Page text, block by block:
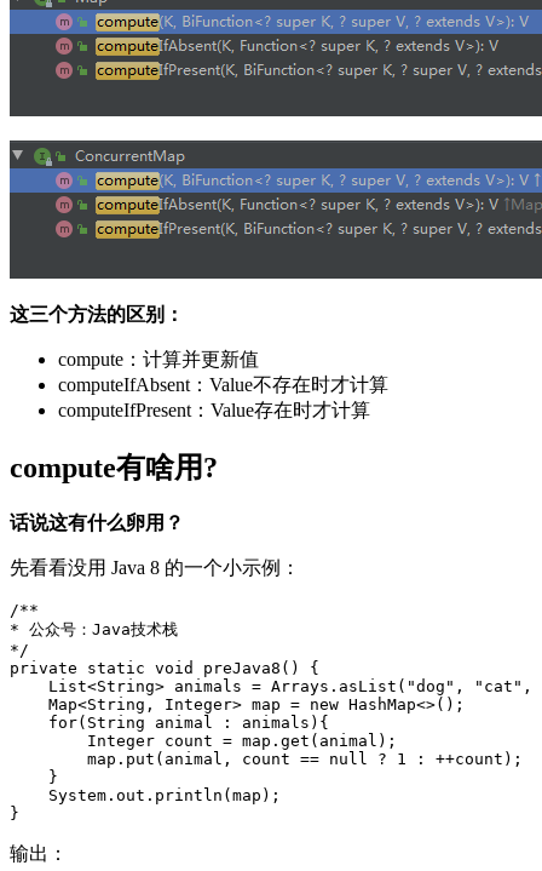
这三个方法的区别：
compute：计算并更新值
computeIfAbsent：Value不存在时才计算
computeIfPresent：Value存在时才计算
compute有啥用?
话说这有什么卵用？
先看看没用 Java 8 的一个小示例：
/**
* 公众号：Java技术栈
*/
private
static void preJava8 ()
{
List<String> animals = Arrays . asList ( "dog" , "cat" ,
Map<String , Integer> map = new HashMap<>() ;
for( String animal : animals ) {
Integer count = map . get ( animal ) ;
map . put ( animal , count == null ? 1 : ++count ) ;
}
System . out . println (map ) ;
}
输出：